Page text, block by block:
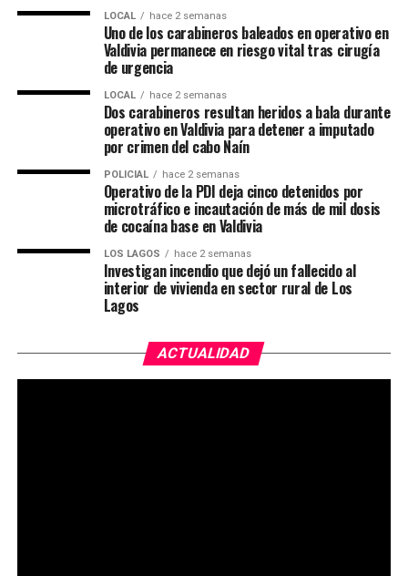
LOCAL hace 2 semanas
Uno de los carabineros baleados en operativo en
Valdivia permanece en riesgo vital tras cirugía
de urgencia
LOCAL hace 2 semanas
Dos carabineros resultan heridos a bala durante
operativo en Valdivia para detener a imputado
por crimen del cabo Naín
POLICIAL hace 2 semanas
Operativo de la PDI deja cinco detenidos por
microtráfico e incautación de más de mil dosis
de cocaína base en Valdivia
LOS LAGOS hace 2 semanas
Investigan incendio que dejó un fallecido al
interior de vivienda en sector rural de Los
Lagos
ACTUALIDAD